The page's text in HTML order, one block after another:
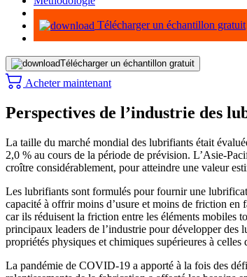
Infographie
Télécharger un échantillon gratuit
Télécharger un échantillon gratuit
Acheter maintenant
Perspectives de l’industrie des
La taille du marché mondial des lubrifiants était
2,0 % au cours de la période de prévision. L’Asie-
croître considérablement, pour atteindre une valeur
Les lubrifiants sont formulés pour fournir une
capacité à offrir moins d’usure et moins de friction en
car ils réduisent la friction entre les éléments mobiles
principaux leaders de l’industrie pour développer des
propriétés physiques et chimiques supérieures à
La pandémie de COVID-19 a apporté à la fois des